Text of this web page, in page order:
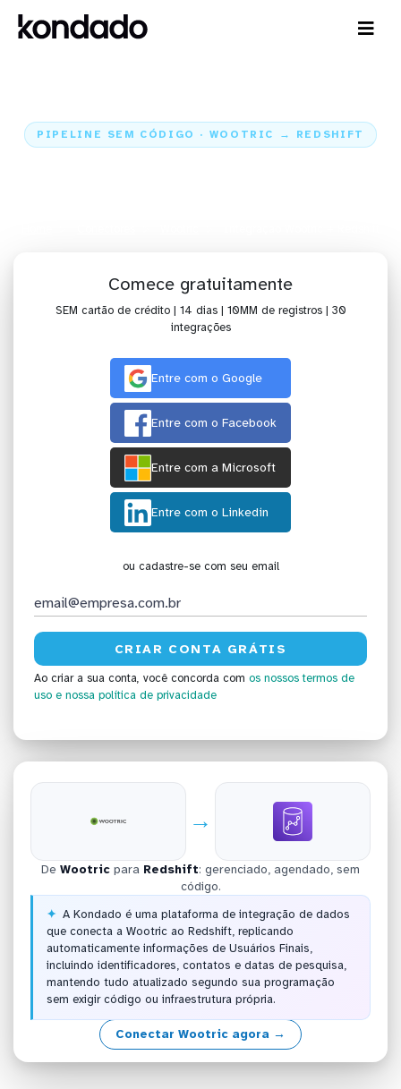
PIPELINE SEM CÓDIGO · WOOTRIC → REDSHIFT
Comece gratuitamente
SEM cartão de crédito | 14 dias | 10MM de registros | 30
integrações
Entre com o Google
Entre com o Facebook
Entre com a Microsoft
Entre com o Linkedin
ou cadastre-se com seu email
Ao criar a sua conta, você concorda com os nossos termos de
uso e nossa política de privacidade
→
De Wootric para Redshift: gerenciado, agendado, sem
código.
A Kondado é uma plataforma de integração de dados
que conecta a Wootric ao Redshift, replicando
automaticamente informações de Usuários Finais,
incluindo identificadores, contatos e datas de pesquisa,
mantendo tudo atualizado segundo sua programação
sem exigir código ou infraestrutura própria.
Conectar Wootric agora →